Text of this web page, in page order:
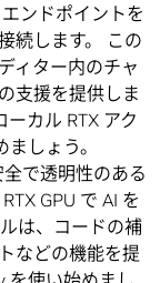
ンドポイントを
続します。 この
ィター内のチャ
支援を提供しま
カル RTX アク
しょう。
で透明性のある
GPU で AI を
は、コードの補
などの機能を提